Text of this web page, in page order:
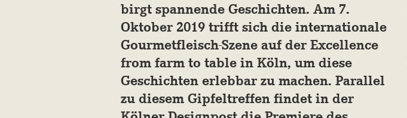
birgt spannende Geschichten. Am 7.
Oktober 2019 trifft sich die internationale
Gourmetfleisch-Szene auf der Excellence
from farm to table in Köln, um diese
Geschichten erlebbar zu machen. Parallel
zu diesem Gipfeltreffen findet in der